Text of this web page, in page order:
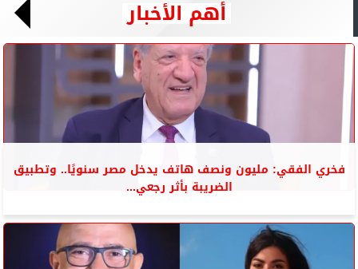
أهم الأخبار
فخري الفقي: مليون ونصف هاتف يدخل مصر سنويًا.. وتطبيق
الضريبة بأثر رجعي...